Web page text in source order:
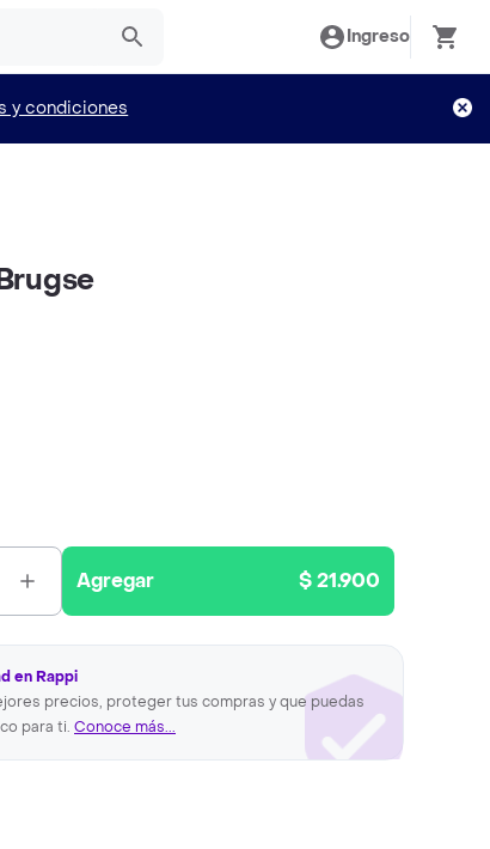
Ingreso
y condiciones
Agregar $ 21.900
en Rappi
precios, proteger tus compras y que puedas
para ti. Conoce más...